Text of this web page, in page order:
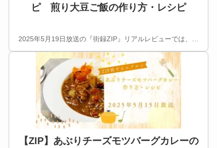
ピ 煎り大豆ご飯の作り方・レシピ
2025年5月19日放送の『街録ZIP』リアルレビューでは、…
【ZIP】あぶりチーズモツバーグカレーの